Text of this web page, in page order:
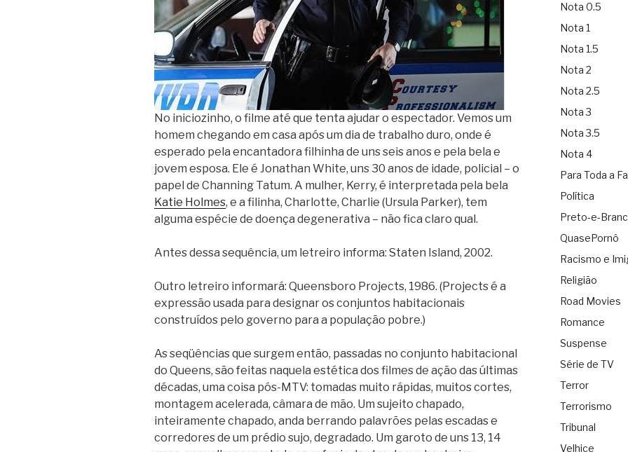
No iniciozinho, o filme até que tenta ajudar o espectador. Vemos um
homem chegando em casa após um dia de trabalho duro, onde é
esperado pela encantadora filhinha de uns seis anos e pela bela e
jovem esposa. Ele é Jonathan White, uns 30 anos de idade, policial – o
papel de Channing Tatum. A mulher, Kerry, é interpretada pela bela
Katie Holmes, e a filinha, Charlotte, Charlie (Ursula Parker), tem
alguma espécie de doença degenerativa – não fica claro qual.
Antes dessa sequência, um letreiro informa: Staten Island, 2002.
Outro letreiro informará: Queensboro Projects, 1986. (Projects é a
expressão usada para designar os conjuntos habitacionais
construídos pelo governo para a população pobre.)
As seqüências que surgem então, passadas no conjunto habitacional
do Queens, são feitas naquela estética dos filmes de ação das últimas
décadas, uma coisa pós-MTV: tomadas muito rápidas, muitos cortes,
montagem acelerada, câmara de mão. Um sujeito chapado,
inteiramente chapado, anda berrando palavrões pelas escadas e
corredores de um prédio sujo, degradado. Um garoto de uns 13, 14
Nota 0.5
Nota 1
Nota 1.5
Nota 2
Nota 2.5
Nota 3
Nota 3.5
Nota 4
Para Toda a
Política
Preto-e-
QuasePornô
Racismo e
Religião
Road Movies
Romance
Suspense
Série de TV
Terror
Terrorismo
Tribunal
Velhice